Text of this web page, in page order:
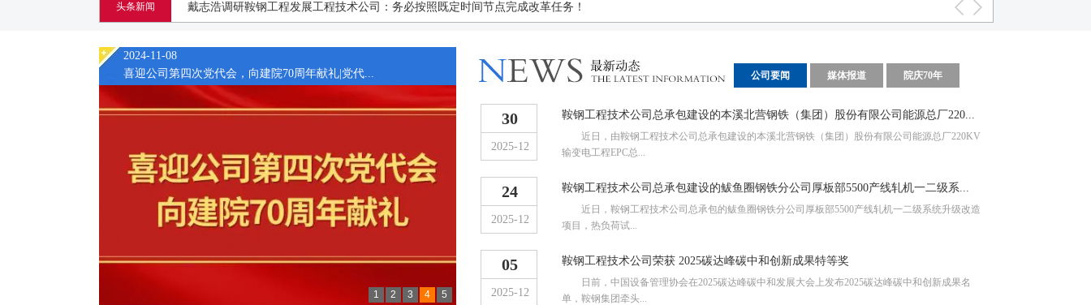
头条新闻 戴志浩调研鞍钢工程发展工程技术公司：务必按照既定时间节点完成改革任务！
2024-11-08
喜迎公司第四次党代会，向建院70周年献礼|党代...
喜迎公司第四次党代会，向建院70周年献礼|党代...
1 2 3 4 5
公司要闻 媒体报道 院庆70年
30
2025-12
鞍钢工程技术公司总承包建设的本溪北营钢铁（集团）股份有限公司能源总厂220...
近日，由鞍钢工程技术公司总承包建设的本溪北营钢铁（集团）股份有限公司能源总厂220KV
输变电工程EPC总...
24
2025-12
鞍钢工程技术公司总承包建设的鲅鱼圈钢铁分公司厚板部5500产线轧机一二级系...
近日，鞍钢工程技术公司总承包的鲅鱼圈钢铁分公司厚板部5500产线轧机一二级系统升级改造
项目，热负荷试...
05
2025-12
鞍钢工程技术公司荣获 2025碳达峰碳中和创新成果特等奖
日前，中国设备管理协会在2025碳达峰碳中和发展大会上发布2025碳达峰碳中和创新成果名
单，鞍钢集团牵头...